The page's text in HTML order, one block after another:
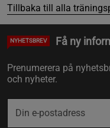
Tillbaka till alla
NYHETSBREV Få ny
Prenumerera på
och nyheter.